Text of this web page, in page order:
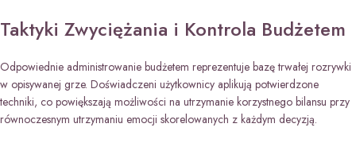
Taktyki Zwyciężania i Kontrola Budżetem
Odpowiednie administrowanie budżetem reprezentuje bazę trwałej rozrywki
w opisywanej grze. Doświadczeni użytkownicy aplikują potwierdzone
techniki, co powiększają możliwości na utrzymanie korzystnego bilansu przy
równoczesnym utrzymaniu emocji skorelowanych z każdym decyzją.